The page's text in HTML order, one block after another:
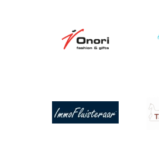
Afbeelding
Afbeelding